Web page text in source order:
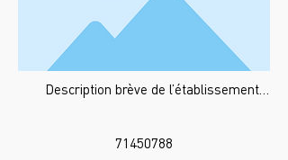
Description brève de l’établissement…
71450788